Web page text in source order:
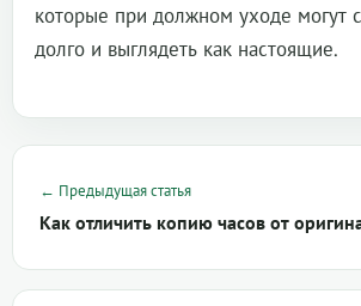
которые при должном уходе могут
долго и выглядеть как настоящие.
← Предыдущая статья
Как отличить копию часов от